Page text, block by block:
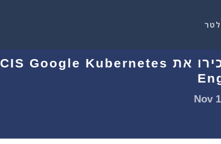
בחינה מעמיקה לתחום אבטחת הקונטיינרים: הכירו את CIS Google Kubernetes
Nov